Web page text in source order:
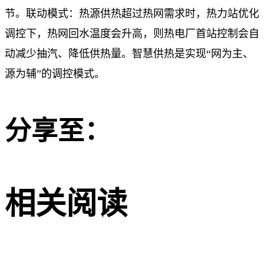
节。联动模式：热源供热超过热网需求时，热力站优化
调控下，热网回水温度会升高，则热电厂首站控制会自
动减少抽汽、降低供热量。智慧供热是实现“网为主、
源为辅”的调控模式。
分享至：
相关阅读